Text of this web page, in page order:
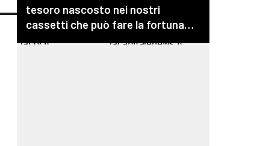
lacplay.it
lactv.it
lacitymag.it
lacapitalenews.it